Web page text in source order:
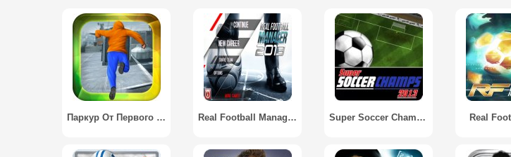
Паркур От Первого Лица / Parkour Simulator First Person Real Football Manager 2013 Super Soccer Champs 2013 Real